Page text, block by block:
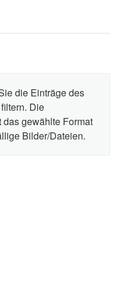
die Einträge des
Die
gewählte Format
Bilder/Dateien.